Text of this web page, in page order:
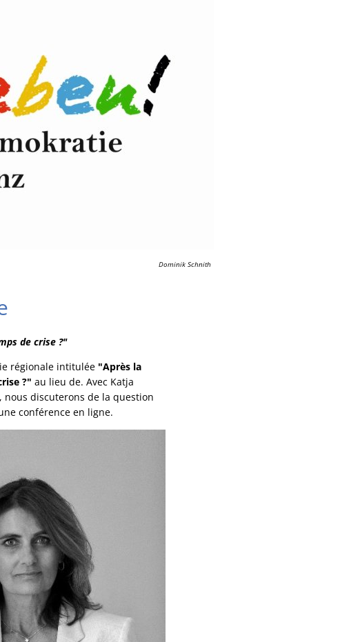
Dominik Schnith
de crise ?"
régionale intitulée "Après la
?" au lieu de. Avec Katja
nous discuterons de la question
conférence en ligne.